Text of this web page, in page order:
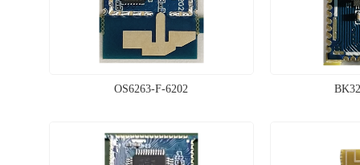
OS6263-F-6202